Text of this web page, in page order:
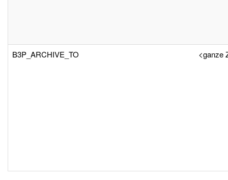
B3P_ARCHIVE_TO <ganze